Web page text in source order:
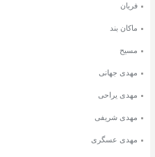
فریان
ماکان بند
مسیح
مهدی جهانی
مهدی یراحی
مهدی شریفی
مهدی عسگری